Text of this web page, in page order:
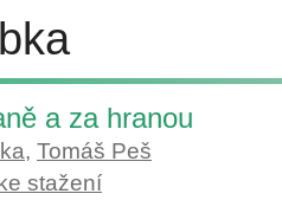
a za hranou
, Tomáš Peš
stažení